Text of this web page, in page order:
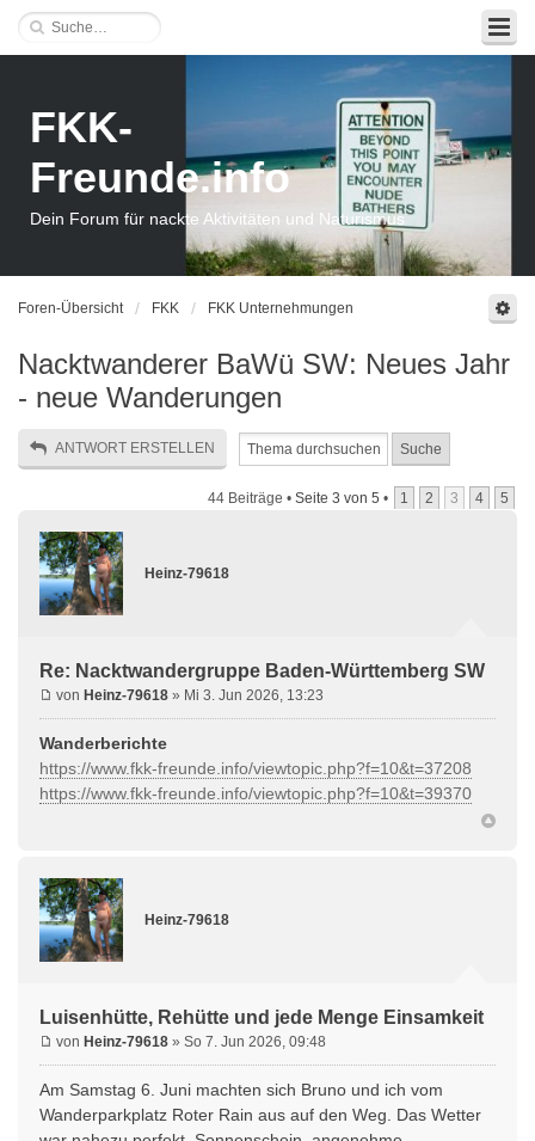
FKK-
Freunde.info
Dein Forum für nackte Aktivitäten und Naturismus
Foren-Übersicht FKK FKK Unternehmungen
Nacktwanderer BaWü SW: Neues Jahr
- neue Wanderungen
ANTWORT ERSTELLEN
44 Beiträge • Seite 3 von 5 • 1 2 3 4 5
Heinz-79618
Re: Nacktwandergruppe Baden-Württemberg SW
von Heinz-79618 » Mi 3. Jun 2026, 13:23
Wanderberichte
https://www.fkk-freunde.info/viewtopic.php?f=10&t=37208
https://www.fkk-freunde.info/viewtopic.php?f=10&t=39370
Heinz-79618
Luisenhütte, Rehütte und jede Menge Einsamkeit
von Heinz-79618 » So 7. Jun 2026, 09:48
Am Samstag 6. Juni machten sich Bruno und ich vom
Wanderparkplatz Roter Rain aus auf den Weg. Das Wetter